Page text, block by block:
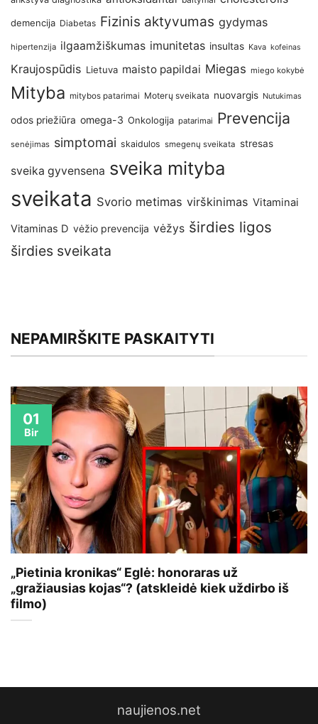
demencija Diabetas Fizinis aktyvumas gydymas
hipertenzija ilgaamžiškumas imunitetas insultas Kava kofeinas
Kraujospūdis Lietuva maisto papildai Miegas miego kokybė
Mityba mitybos patarimai Moterų sveikata nuovargis Nutukimas
odos priežiūra omega-3 Onkologija patarimai Prevencija
senėjimas simptomai skaidulos smegenų sveikata stresas
sveika gyvensena sveika mityba
sveikata Svorio metimas virškinimas Vitaminai
Vitaminas D vėžio prevencija vėžys širdies ligos
širdies sveikata
NEPAMIRŠKITE PASKAITYTI
„Pietinia kronikas“ Eglė: honoraras už
„gražiausias kojas“? (atskleidė kiek uždirbo iš
filmo)
01
Bir
naujienos.net